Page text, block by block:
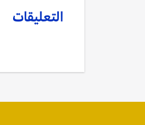
التعليقات